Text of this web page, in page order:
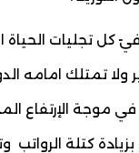
كل تجليات الحياة
تمتلك امامه
في موجة الإرتفاع
كتلة